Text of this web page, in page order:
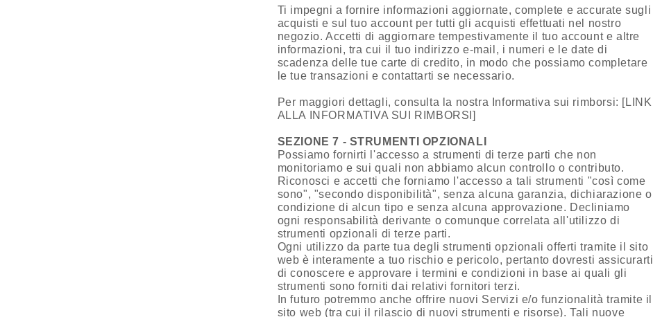
Ti impegni a fornire informazioni aggiornate, complete e accurate sugli
acquisti e sul tuo account per tutti gli acquisti effettuati nel nostro
negozio. Accetti di aggiornare tempestivamente il tuo account e altre
informazioni, tra cui il tuo indirizzo e-mail, i numeri e le date di
scadenza delle tue carte di credito, in modo che possiamo completare
le tue transazioni e contattarti se necessario.
Per maggiori dettagli, consulta la nostra Informativa sui rimborsi: [LINK
ALLA INFORMATIVA SUI RIMBORSI]
SEZIONE 7 - STRUMENTI OPZIONALI
Possiamo fornirti l'accesso a strumenti di terze parti che non
monitoriamo e sui quali non abbiamo alcun controllo o contributo.
Riconosci e accetti che forniamo l'accesso a tali strumenti "così come
sono", "secondo disponibilità", senza alcuna garanzia, dichiarazione o
condizione di alcun tipo e senza alcuna approvazione. Decliniamo
ogni responsabilità derivante o comunque correlata all'utilizzo di
strumenti opzionali di terze parti.
Ogni utilizzo da parte tua degli strumenti opzionali offerti tramite il sito
web è interamente a tuo rischio e pericolo, pertanto dovresti assicurarti
di conoscere e approvare i termini e condizioni in base ai quali gli
strumenti sono forniti dai relativi fornitori terzi.
In futuro potremmo anche offrire nuovi Servizi e/o funzionalità tramite il
sito web (tra cui il rilascio di nuovi strumenti e risorse). Tali nuove